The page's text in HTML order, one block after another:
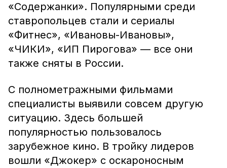
«Содержанки». Популярными среди
ставропольцев стали и сериалы
«Фитнес», «Ивановы-Ивановы»,
«ЧИКИ», «ИП Пирогова» — все они
также сняты в России.
С полнометражными фильмами
специалисты выявили совсем другую
ситуацию. Здесь большей
популярностью пользовалось
зарубежное кино. В тройку лидеров
вошли «Джокер» с оскароносным